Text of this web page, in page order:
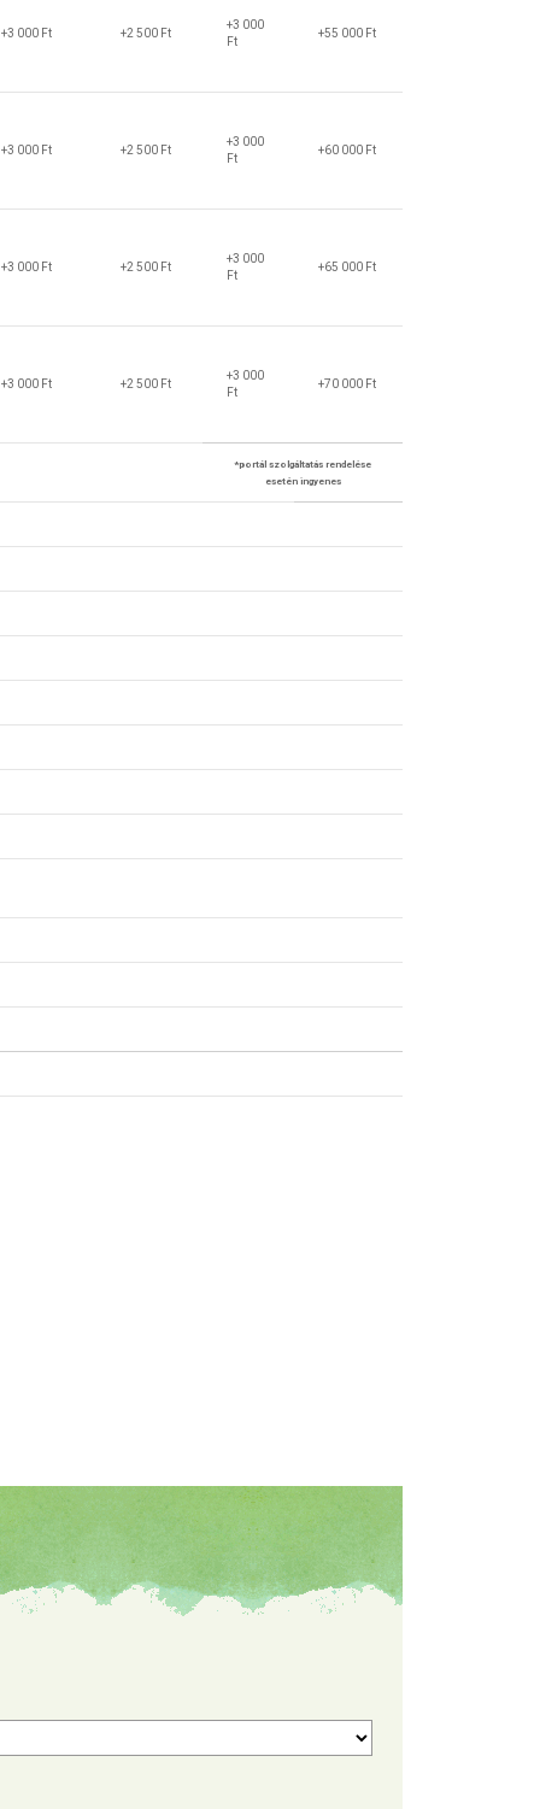
+3 000 Ft +2 500 Ft
+3 000
Ft
+55 000 Ft
+3 000 Ft +2 500 Ft
+3 000
Ft
+60 000 Ft
+3 000 Ft +2 500 Ft
+3 000
Ft
+65 000 Ft
+3 000 Ft +2 500 Ft
+3 000
Ft
+70 000 Ft
*portál szolgáltatás rendelése
esetén ingyenes